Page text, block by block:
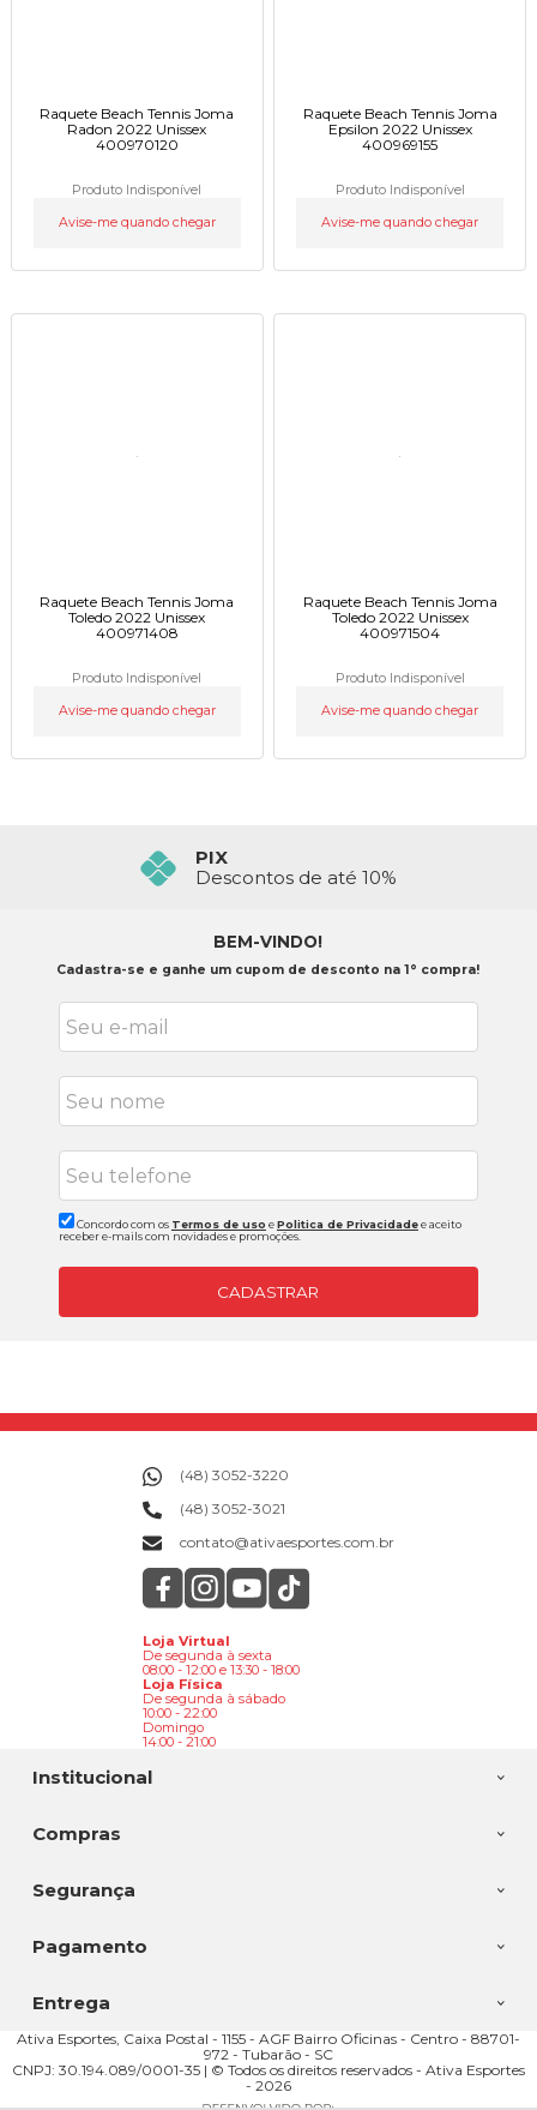
Raquete Beach Tennis Joma
Radon 2022 Unissex
400970120
Produto Indisponível
Avise-me quando chegar
Raquete Beach Tennis Joma
Epsilon 2022 Unissex
400969155
Produto Indisponível
Avise-me quando chegar
Raquete Beach Tennis Joma
Toledo 2022 Unissex
400971408
Produto Indisponível
Avise-me quando chegar
Raquete Beach Tennis Joma
Toledo 2022 Unissex
400971504
Produto Indisponível
Avise-me quando chegar
PIX
Descontos de até 10%
BEM-VINDO!
Cadastra-se e ganhe um cupom de desconto na 1° compra!
Concordo com os Termos de uso ePolitica de Privacidadee aceito
receber e-mails com novidades e promoções.
CADASTRAR
Institucional
Compras
(48) 3052-3220
(48) 3052-3021
contato@ativaesportes.com.br
Loja Virtual
De segunda à sexta
08:00 - 12:00 e 13:30 - 18:00
Loja Física
De segunda à sábado
10:00 - 22:00
Domingo
14:00 - 21:00
Segurança
Pagamento
Entrega
Ativa Esportes, Caixa Postal - 1155 - AGF Bairro Oficinas - Centro - 88701-
972 - Tubarão - SC
CNPJ: 30.194.089/0001-35 | © Todos os direitos reservados - Ativa Esportes
- 2026